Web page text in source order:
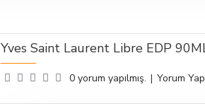
Yves Saint Laurent Libre EDP
0 yorum yapılmış. | Yorum Yap